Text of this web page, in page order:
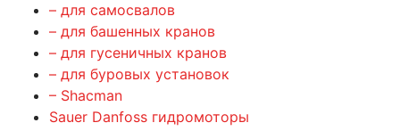
– для самосвалов
– для башенных кранов
– для гусеничных кранов
– для буровых установок
– Shacman
Sauer Danfoss гидромоторы